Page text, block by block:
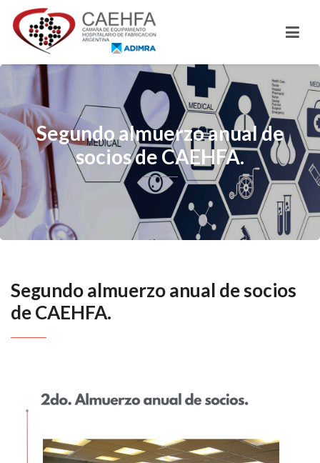
Segundo almuerzo anual de
socios de CAEHFA.
Segundo almuerzo anual de socios
de CAEHFA.